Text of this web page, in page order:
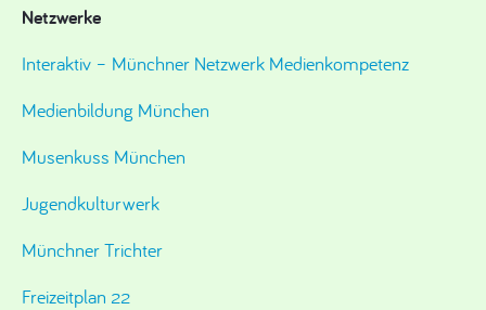
Netzwerke
Interaktiv – Münchner Netzwerk Medienkompetenz
Medienbildung München
Musenkuss München
Jugendkulturwerk
Münchner Trichter
Freizeitplan 22